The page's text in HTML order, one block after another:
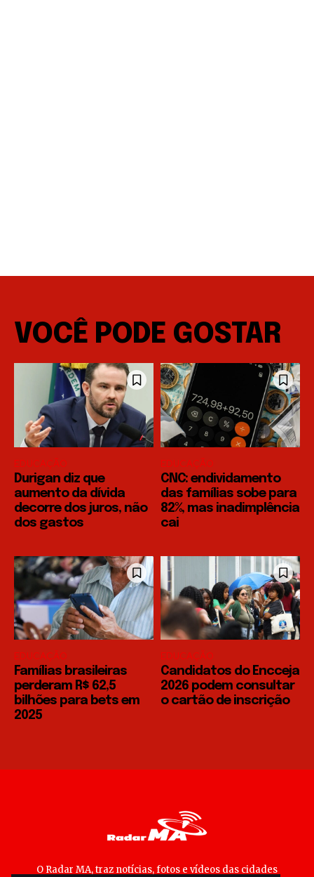
VOCÊ PODE GOSTAR
EDUCAÇÃO
Durigan diz que
aumento da dívida
decorre dos juros, não
dos gastos
EDUCAÇÃO
CNC: endividamento
das famílias sobe para
82%, mas inadimplência
cai
EDUCAÇÃO
Famílias brasileiras
perderam R$ 62,5
bilhões para bets em
2025
EDUCAÇÃO
Candidatos do Encceja
2026 podem consultar
o cartão de inscrição
O Radar MA, traz notícias, fotos e vídeos das cidades